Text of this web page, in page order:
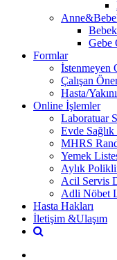
Gebe
Formlar
İstenmeyen
Çalışan
Hasta/
Online İşlemler
Laboratuar
Evde
MHRS
Yemek
Aylık
Acil Servis
Adli Nöbet
Hasta Hakları
İletişim &Ulaşım